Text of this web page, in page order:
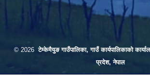
© 2026टेम्केमैयुङ गाउँपालिका, गाउँ कार्यपालिकाको
प्रदेश, नेपाल